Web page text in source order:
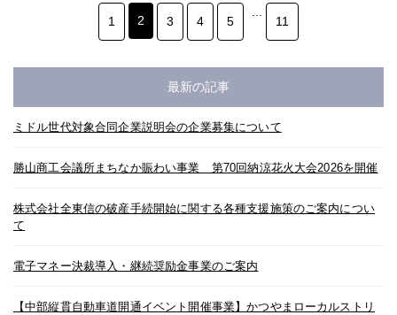
1 2 3 4 5 11
最新の記事
ミドル世代対象合同企業説明会の企業募集について
勝山商工会議所まちなか賑わい事業 第70回納涼花火大会2026を開催
株式会社全東信の破産手続開始に関する各種支援施策のご案内につい
て
電子マネー決裁導入・継続奨励金事業のご案内
【中部縦貫自動車道開通イベント開催事業】かつやまローカルストリ